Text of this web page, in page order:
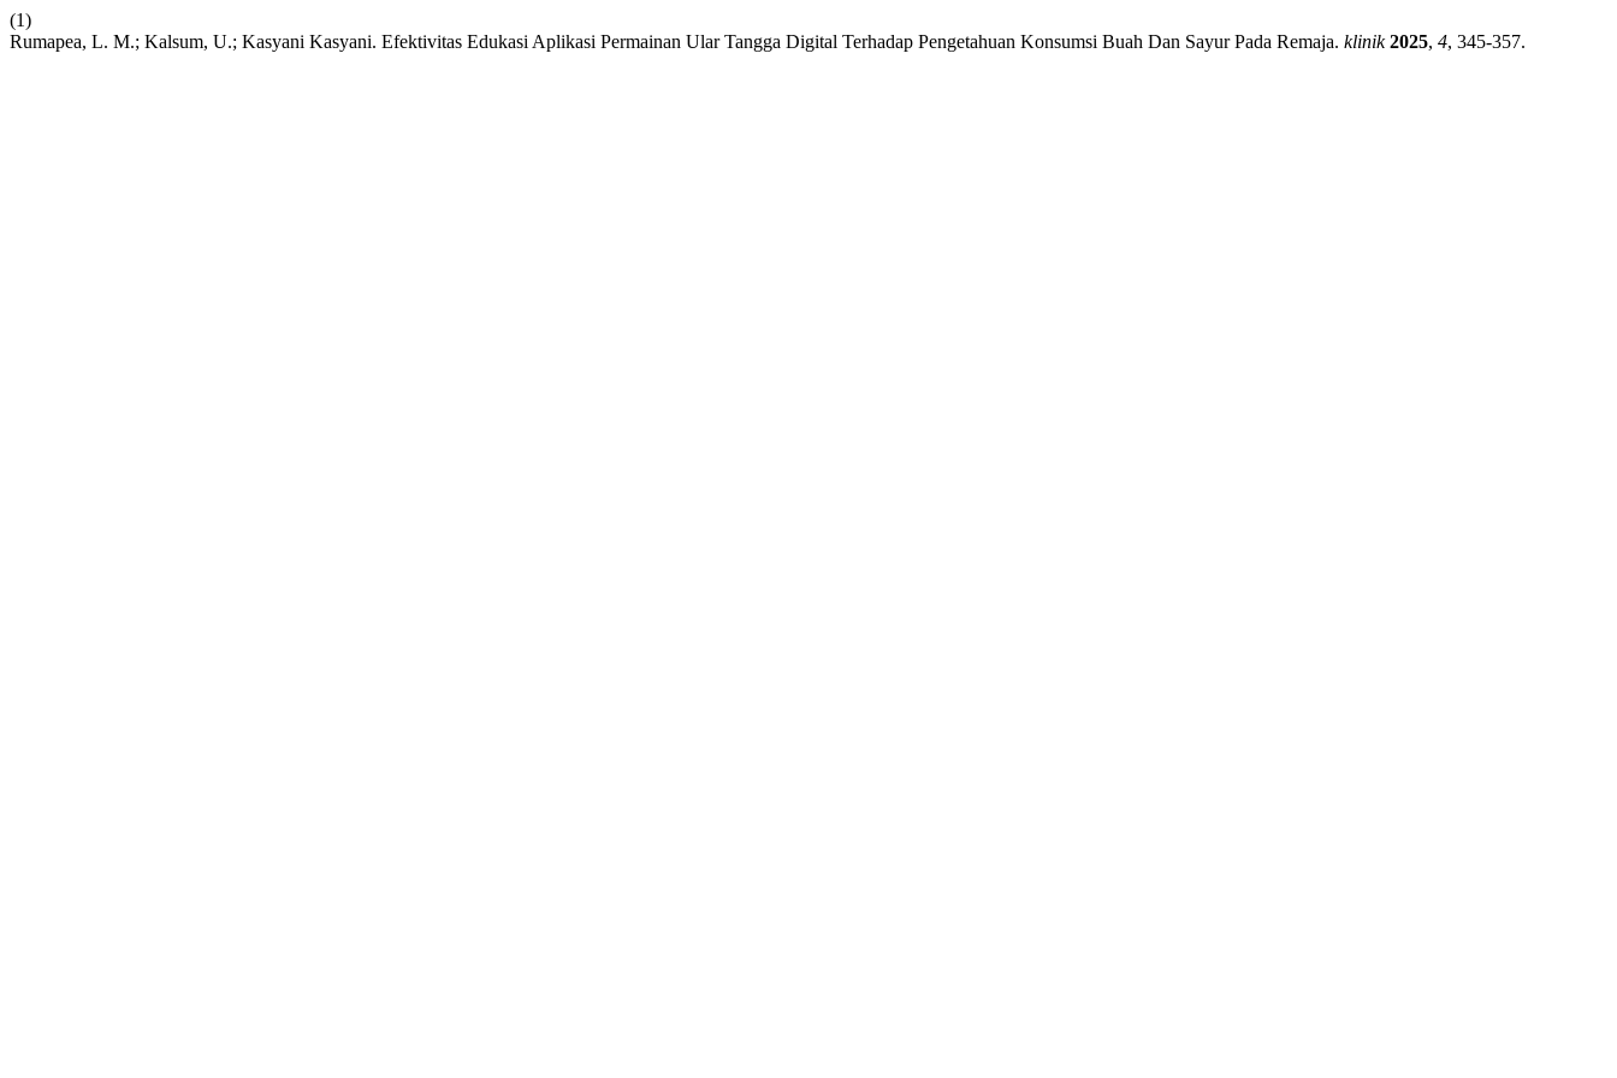
(1)
Rumapea, L. M.; Kalsum, U.; Kasyani Kasyani. Efektivitas Edukasi Aplikasi Permainan Ular Tangga Digital Terhadap Pengetahuan Konsumsi Buah Dan Sayur Pada Remaja. klinik 2025, 4, 345-357.